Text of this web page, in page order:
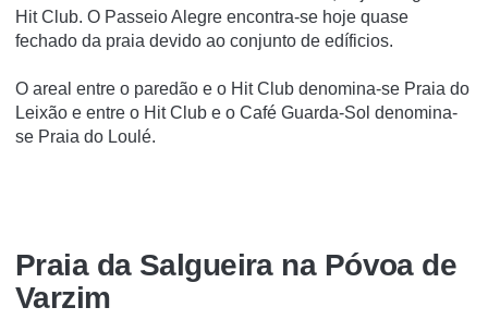
Hit Club. O Passeio Alegre encontra-se hoje quase
fechado da praia devido ao conjunto de edí­ficios.
O areal entre o paredão e o Hit Club denomina-se Praia do
Leixão e entre o Hit Club e o Café Guarda-Sol denomina-
se Praia do Loulé.
Praia da Salgueira na Póvoa de
Varzim